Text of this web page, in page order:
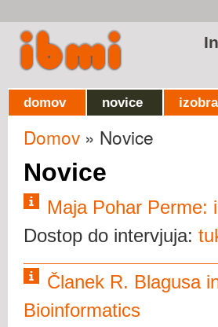
domov novice
Nahajate se tukaj
Domov » Novice
Novice
Maja Pohar Perme:
Dostop do intervjuja:
Članek R. Blagusa
Bioinformatics